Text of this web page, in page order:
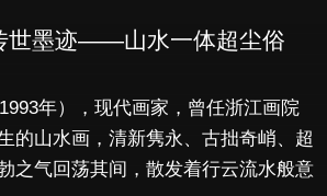
世墨迹——山水一体超尘俗
年），现代画家，曾任浙江画院
的山水画，清新隽永、古拙奇峭、超
之气回荡其间，散发着行云流水般意